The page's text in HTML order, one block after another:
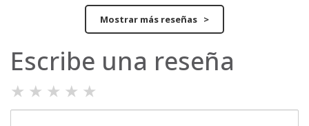
Mostrar más reseñas >
Escribe una reseña
★ ★ ★ ★ ★